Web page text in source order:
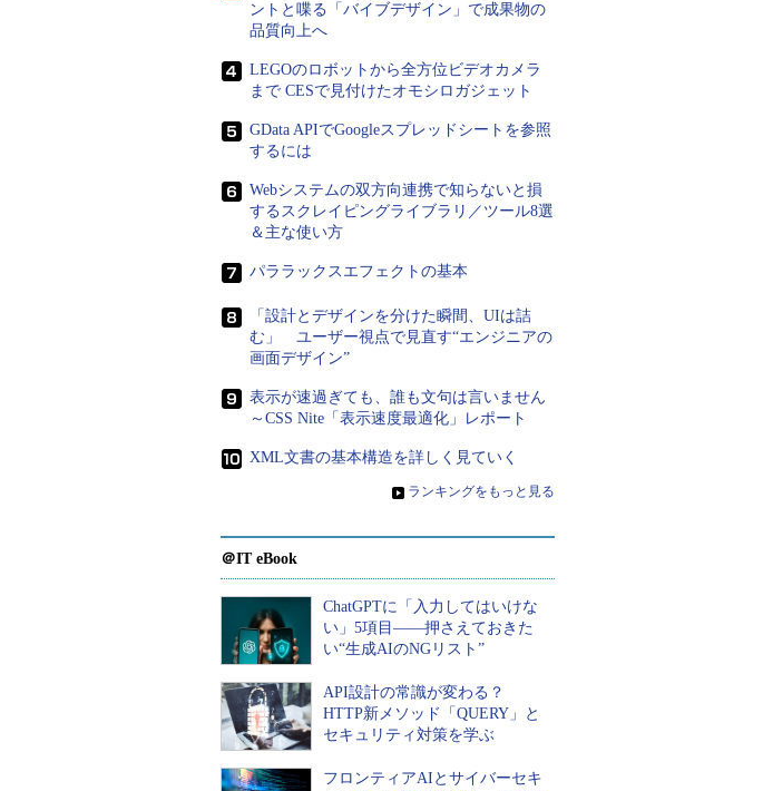
ントと喋る「バイブデザイン」で成果物の
品質向上へ
LEGOのロボットから全方位ビデオカメラ
まで CESで見付けたオモシロガジェット
GData APIでGoogleスプレッドシートを参照
するには
Webシステムの双方向連携で知らないと損
するスクレイピングライブラリ／ツール8選
＆主な使い方
パララックスエフェクトの基本
「設計とデザインを分けた瞬間、UIは詰
む」 ユーザー視点で見直す“エンジニアの
画面デザイン”
表示が速過ぎても、誰も文句は言いません
～CSS Nite「表示速度最適化」レポート
XML文書の基本構造を詳しく見ていく
» ランキングをもっと見る
＠IT eBook
ChatGPTに「入力してはいけな
い」5項目――押さえておきた
い“生成AIのNGリスト”
API設計の常識が変わる？
HTTP新メソッド「QUERY」と
セキュリティ対策を学ぶ
フロンティアAIとサイバーセキ